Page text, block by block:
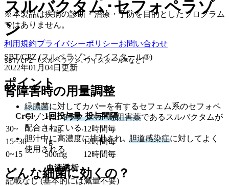
※本製品は疾病の診断・治療・予防を目的としたプログラム
ではありません。
利用規約プライバシーポリシーお問い合わせ
SBT/CPZ (スルペラゾン､ワイスタール®など)
ポイント
緑膿菌に対してカバーを有するセフェム系のセフォペ
ラゾンに､βラクタマーゼ阻害薬であるスルバクタムが
配合されている.
胆汁中に高濃度に排泄され､ 胆道感染症に対してよく
使用される
どんな細菌に効くの？
スルバクタム･セフォペラゾ
ン
SBT/CPZ (スルペラゾン､ワイスタール®)
2022年01月04日 更新
腎障害時の用量調整
CrCl 1回投与量 投与間隔
30~ 1~2g
12時間毎
15~30 1g
12時間毎
0~15 500mg
12時間毎
血液透析
記載なし (基本的には減量不要)